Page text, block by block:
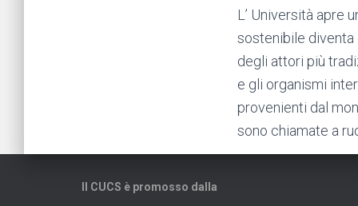
L’ Università apre
sostenibile diventa
degli attori più
e gli organismi
provenienti dal
sono chiamate a
Il CUCS è promosso dalla